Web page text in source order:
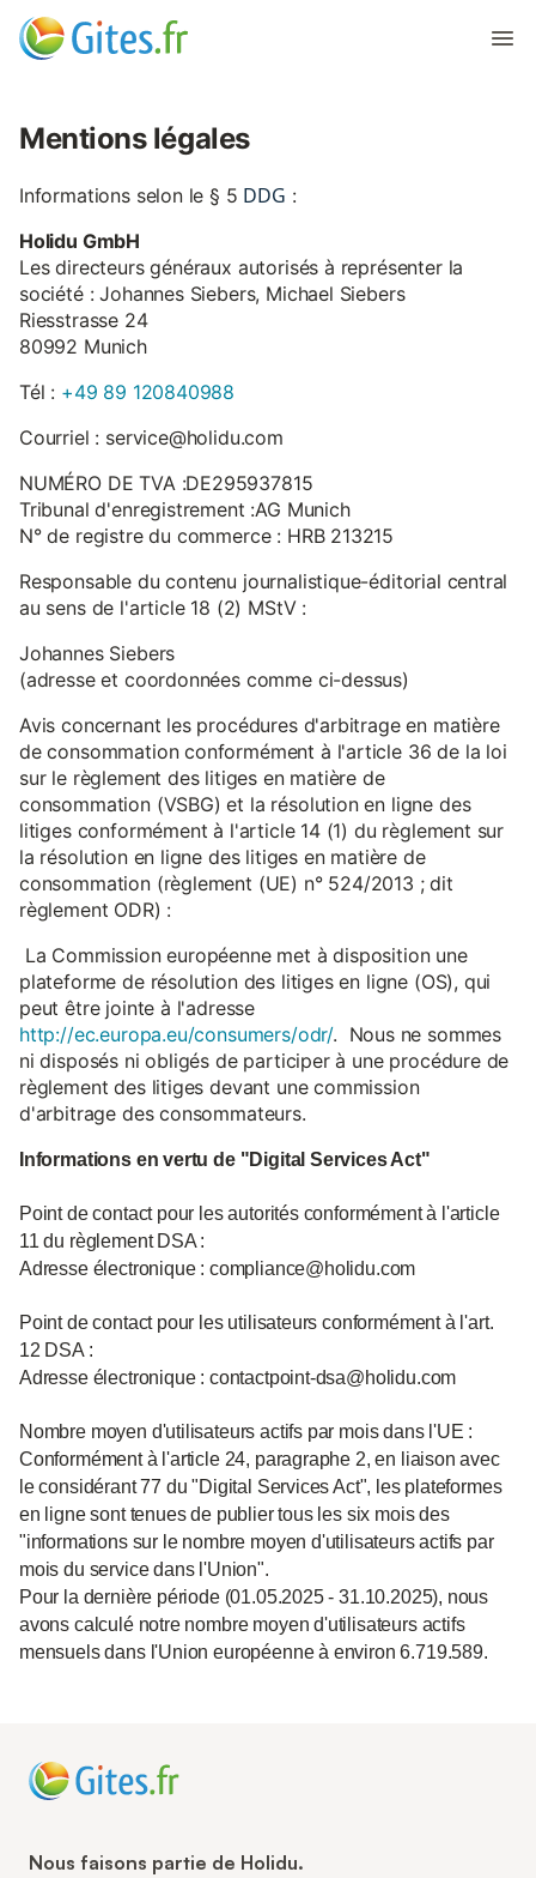
Mentions légales
Informations selon le § 5 DDG :
Holidu GmbH
Les directeurs généraux autorisés à représenter la
société : Johannes Siebers, Michael Siebers
Riesstrasse 24
80992 Munich
Tél : +49 89 120840988
Courriel : service@holidu.com
NUMÉRO DE TVA :DE295937815
Tribunal d'enregistrement :AG Munich
N° de registre du commerce : HRB 213215
Responsable du contenu journalistique-éditorial central
au sens de l'article 18 (2) MStV :
Johannes Siebers
(adresse et coordonnées comme ci-dessus)
Avis concernant les procédures d'arbitrage en matière
de consommation conformément à l'article 36 de la loi
sur le règlement des litiges en matière de
consommation (VSBG) et la résolution en ligne des
litiges conformément à l'article 14 (1) du règlement sur
la résolution en ligne des litiges en matière de
consommation (règlement (UE) n° 524/2013 ; dit
règlement ODR) :
La Commission européenne met à disposition une
plateforme de résolution des litiges en ligne (OS), qui
peut être jointe à l'adresse
http://ec.europa.eu/consumers/odr/. Nous ne sommes
ni disposés ni obligés de participer à une procédure de
règlement des litiges devant une commission
d'arbitrage des consommateurs.
Informations en vertu de "Digital Services Act"
Point de contact pour les autorités conformément à l'article
11 du règlement DSA :
Adresse électronique : compliance@holidu.com
Point de contact pour les utilisateurs conformément à l'art.
12 DSA :
Adresse électronique : contactpoint-dsa@holidu.com
Nombre moyen d'utilisateurs actifs par mois dans l'UE :
Conformément à l'article 24, paragraphe 2, en liaison avec
le considérant 77 du "Digital Services Act", les plateformes
en ligne sont tenues de publier tous les six mois des
"informations sur le nombre moyen d'utilisateurs actifs par
mois du service dans l'Union".
Pour la dernière période (01.05.2025 - 31.10.2025), nous
avons calculé notre nombre moyen d'utilisateurs actifs
mensuels dans l'Union européenne à environ 6.719.589.
Nous faisons partie de Holidu.